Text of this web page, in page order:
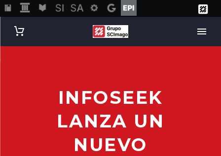
INFOSEEK
LANZA UN
NUEVO